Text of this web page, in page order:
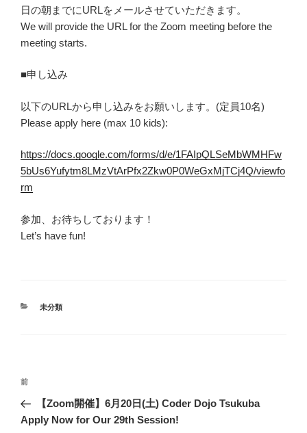
日の朝までにURLをメールさせていただきます。
We will provide the URL for the Zoom meeting before the
meeting starts.
■申し込み
以下のURLから申し込みをお願いします。(定員10名)
Please apply here (max 10 kids):
https://docs.google.com/forms/d/e/1FAIpQLSeMbWMHFw
5bUs6Yufytm8LMzVtArPfx2Zkw0P0WeGxMjTCj4Q/viewfo
rm
参加、お待ちしております！
Let’s have fun!
カ
未分類
投
ナ
過
去
の
前
【Zoom開催】6月20日(土) Coder Dojo Tsukuba
Apply Now for Our 29th Session!